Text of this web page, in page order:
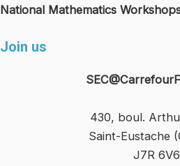
National Mathematics
Join us
430, boul.
Saint-Eustache
J7R 6V6